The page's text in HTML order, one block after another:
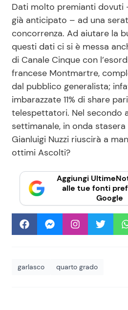
Dati molto premianti dovuti
già anticipato – ad una
concorrenza. Ad aiutare la
questi dati ci si è messa
di Canale Cinque con
francese Montmartre,
dal pubblico generalista;
imbarazzate 11% di share
telespettatori. Nel secondo
settimanale, in onda
Gianluigi Nuzzi riuscirà a
ottimi Ascolti?
Aggiungi
alle tue fonti
Google
garlasco quarto grado